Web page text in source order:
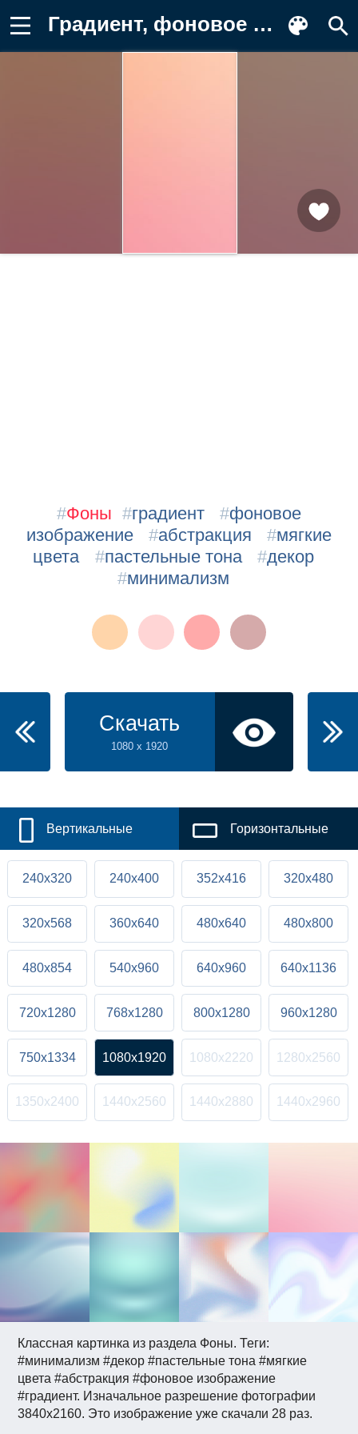
Градиент, фоновое изображение Обои на телефон
Классная картинка из раздела Фоны. Теги:
#минимализм #декор #пастельные тона #мягкие
цвета #абстракция #фоновое изображение
#градиент. Изначальное разрешение фотографии
3840x2160. Это изображение уже скачали 28 раз.
#Фоны #градиент #фоновое
изображение
#абстракция #мягкие
цвета
#пастельные тона #декор
#минимализм
Скачать
1080 x 1920
Вертикальные Горизонтальные
240x320 240x400 352x416 320x480
320x568 360x640 480x640 480x800
480x854 540x960 640x960 640x1136
720x1280 768x1280 800x1280 960x1280
750x1334 1080x1920 1080x2220 1280x2560
1350x2400 1440x2560 1440x2880 1440x2960